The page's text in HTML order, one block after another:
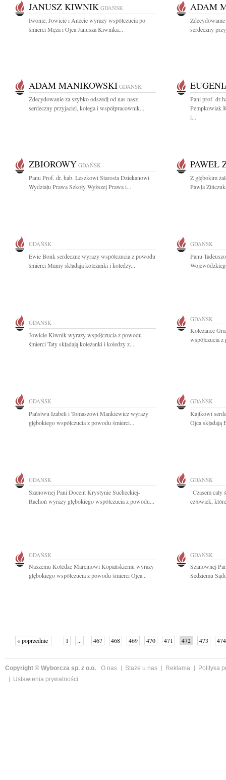
JANUSZ KIWNIK GDAŃSK
Iwonie, Jowicie i Anecie wyrazy współczucia po
śmierci Męża i Ojca Janusza Kiwnika...
ADAM
Zdecydowanie
serdeczny
ADAM MANIKOWSKI GDAŃSK
Zdecydowanie za szybko odszedł od nas nasz
serdeczny przyjaciel, kolega i współpracownik...
Pani prof. dr
Pempkowiak
i...
ZBIOROWY GDAŃSK
Panu Prof. dr. hab. Leszkowi Starosta Dziekanowi
Wydziału Prawa Szkoły Wyższej Prawa i...
PAWEŁ
Z głębokim
Pawła
GDAŃSK
Ewie Bonk serdeczne wyrazy współczucia z powodu
śmierci Mamy składają koleżanki i koledzy...
GDAŃSK
Panu
GDAŃSK
Jowicie Kiwnik wyrazy współczucia z powodu
śmierci Taty składają koleżanki i koledzy z...
GDAŃSK
Koleżance
współczucia
GDAŃSK
Państwu Izabeli i Tomaszowi Mankiewicz wyrazy
głębokiego współczucia z powodu śmierci...
GDAŃSK
Kajtkowi
Ojca składają
GDAŃSK
Szanownej Pani Docent Krystynie Sucheckiej-
Rachoń wyrazy głębokiego współczucia z powodu...
GDAŃSK
"Czasem cały
człowiek,
GDAŃSK
Naszemu Koledze Marcinowi Kopańskiemu wyrazy
głębokiego współczucia z powodu śmierci Ojca...
GDAŃSK
Szanownej
Sędziemu
« poprzednie 1 ... 467 468 469 470 471 472 473
474
Copyright © Wyborcza sp. z o.o. O nas Staże u nas Reklama
Polityka
Ustawienia prywatności